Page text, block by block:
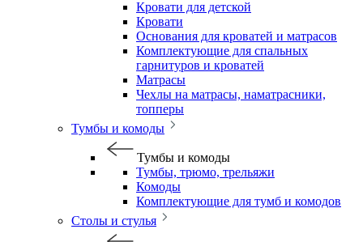
Кровати для детской
Кровати
Основания для кроватей и матрасов
Комплектующие для спальных
гарнитуров и кроватей
Матрасы
Чехлы на матрасы, наматрасники,
топперы
Тумбы и комоды
Тумбы и комоды
Тумбы, трюмо, трельяжи
Комоды
Комплектующие для тумб и комодов
Столы и стулья